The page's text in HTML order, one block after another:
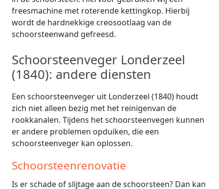
freesmachine met roterende kettingkop. Hierbij
wordt de hardnekkige creosootlaag van de
schoorsteenwand gefreesd.
Schoorsteenveger Londerzeel
(1840): andere diensten
Een schoorsteenveger uit Londerzeel (1840) houdt
zich niet alleen bezig met het reinigenvan de
rookkanalen. Tijdens het schoorsteenvegen kunnen
er andere problemen opduiken, die een
schoorsteenveger kan oplossen.
Schoorsteenrenovatie
Is er schade of slijtage aan de schoorsteen? Dan kan